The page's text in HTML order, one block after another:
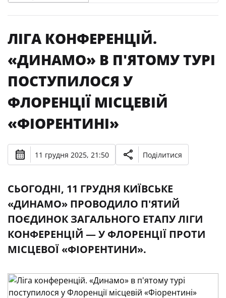
ЛІГА КОНФЕРЕНЦІЙ.
«ДИНАМО» В П'ЯТОМУ ТУРІ
ПОСТУПИЛОСЯ У
ФЛОРЕНЦІЇ МІСЦЕВІЙ
«ФІОРЕНТИНІ»
11 грудня 2025, 21:50 Поділитися
СЬОГОДНІ, 11 ГРУДНЯ КИЇВСЬКЕ
«ДИНАМО» ПРОВОДИЛО П'ЯТИЙ
ПОЄДИНОК ЗАГАЛЬНОГО ЕТАПУ ЛІГИ
КОНФЕРЕНЦІЙ — У ФЛОРЕНЦІЇ ПРОТИ
МІСЦЕВОЇ «ФІОРЕНТИНИ».